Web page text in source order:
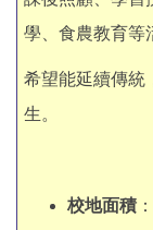
學、食農教育等
希望能延續傳統
生。
校地面積